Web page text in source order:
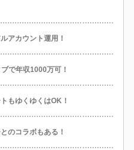
アカウント運用！
で年収1000万可！
もゆくゆくはOK！
のコラボもある！